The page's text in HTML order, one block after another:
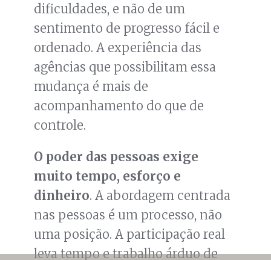
dificuldades, e não de um
sentimento de progresso fácil e
ordenado. A experiência das
agências que possibilitam essa
mudança é mais de
acompanhamento do que de
controle.
O poder das pessoas exige
muito tempo, esforço e
dinheiro. A abordagem centrada
nas pessoas é um processo, não
uma posição. A participação real
leva tempo e trabalho árduo de